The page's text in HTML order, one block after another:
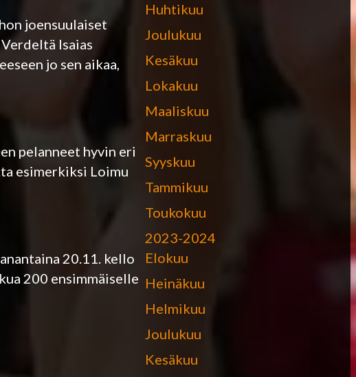
joensuulaiset
Isaias
jo sen aikaa,
pelanneet hyvin eri
esimerkiksi Loimu
20.11. kello
200 ensimmäiselle
Huhtikuu
Joulukuu
Kesäkuu
Lokakuu
Maaliskuu
Marraskuu
Syyskuu
Tammikuu
Toukokuu
2023-2024
Elokuu
Heinäkuu
Helmikuu
Joulukuu
Kesäkuu